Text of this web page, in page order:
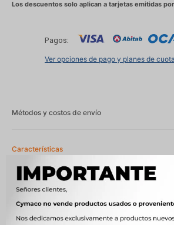
Pagos:
Ver opciones de pago y planes de
Métodos y costos de envío
Características
Año 1988 - 1992
Compatibilidad TOYOTA